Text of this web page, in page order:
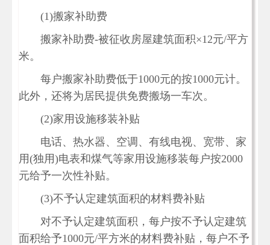
(1)搬家补助费
搬家补助费-被征收房屋建筑面积×12元/平方
米。
每户搬家补助费低于1000元的按1000元计。
此外，还将为居民提供免费搬场一车次。
(2)家用设施移装补贴
电话、热水器、空调、有线电视、宽带、家
用(独用)电表和煤气等家用设施移装每户按2000
元给予一次性补贴。
(3)不予认定建筑面积的材料费补贴
对不予认定建筑面积，每户按不予认定建筑
面积给予1000元/平方米的材料费补贴，每户不予